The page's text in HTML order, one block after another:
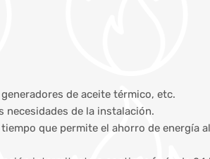
de aceite térmico, etc.
necesidades de la instalación.
que permite el ahorro de energía